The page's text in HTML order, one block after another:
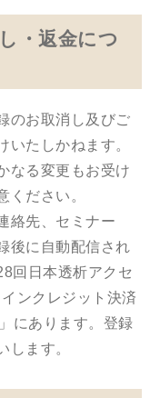
・返金につ
のお取消し及びご
いたしかねます。
なる変更もお受け
ください。
絡先、セミナー
後に自動配信され
回日本透析アクセ
ンクレジット決済
にあります。登録
します。